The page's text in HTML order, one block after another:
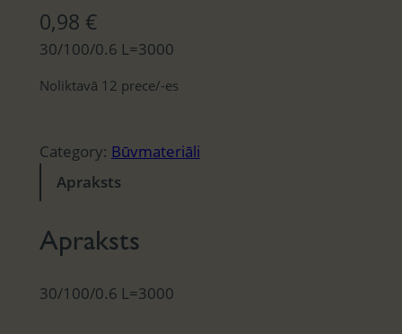
0,98 €
30/100/0.6 L=3000
Noliktavā 12 prece/-es
Category: Būvmateriāli
Apraksts
Apraksts
30/100/0.6 L=3000